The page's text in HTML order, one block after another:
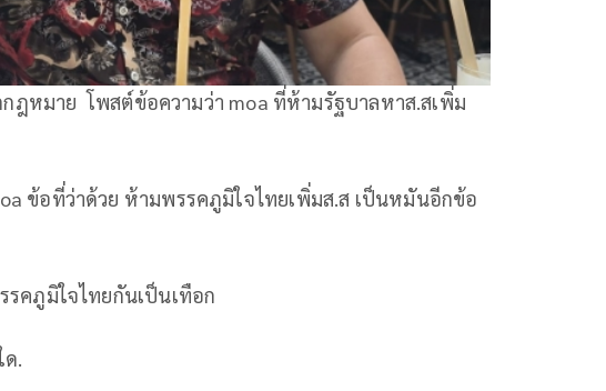
ฎหมาย โพสต์ข้อความว่า moa ที่ห้ามรัฐบาลหาส.สเพิ่ม
ข้อที่ว่าด้วย ห้ามพรรคภูมิใจไทยเพิ่มส.ส เป็นหมันอีกข้อ
คภูมิใจไทยกันเป็นเทือก
.